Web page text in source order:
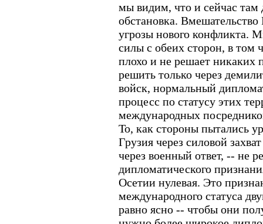
мы видим, что и сейчас там
обстановка.
угрозы нового конфликта.
силы с обеих сторон, в том
плохо и не решает
решить только через
войск, нормальный
процесс по статусу этих
международных
То, как стороны пытались
Грузия через силовой
через военный ответ, -- не
дипломатического
Осетии нулевая. Это
международного статуса
равно ясно -- чтобы они